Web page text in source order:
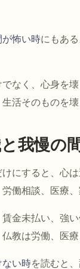
が怖い時にもあ
なく、心身を
活そのものを
我慢の
にすると、心
働相談、医療
金未払い、強
教は労働、医
ない時を読むと